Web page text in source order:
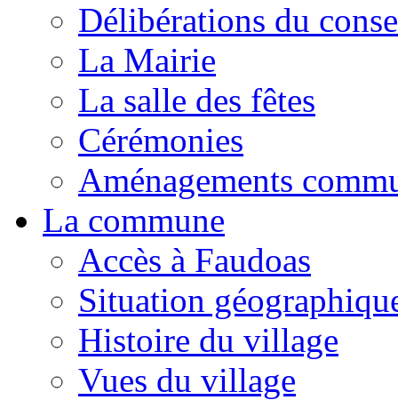
Délibérations du
La Mairie
La salle des fêtes
Cérémonies
Aménagements
La commune
Accès à Faudoas
Situation
Histoire du village
Vues du village